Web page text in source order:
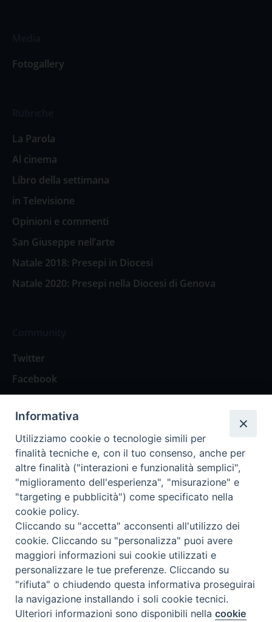
Fotogallery
La Parola
Al cinema
Libro della settimana
in Televisione
Opinioni e commenti
San Giuseppe nell’arte
Natale 2018: Presepi in Diocesi
Natale 2020: Presepi nella Diocesi di Genova
Twitter
Facebook
Spazio Lettori
Eventi
Eventi diocesani
Privacy Policy Informativa Cookie
Trasparenza
Preferenze Cookie
Informativa
Utilizziamo cookie o tecnologie simili per
finalità tecniche e, con il tuo consenso, anche per
altre finalità ("interazioni e funzionalità semplici",
"miglioramento dell'esperienza", "misurazione" e
"targeting e pubblicità") come specificato nella
cookie policy.
Cliccando su "accetta" acconsenti all'utilizzo dei
cookie. Cliccando su "personalizza" puoi avere
maggiori informazioni sui cookie utilizzati e
personalizzare le tue preferenze. Cliccando su
"rifiuta" o chiudendo questa informativa proseguirai
la navigazione installando i soli cookie tecnici.
Ulteriori informazioni sono disponibili nellacookie